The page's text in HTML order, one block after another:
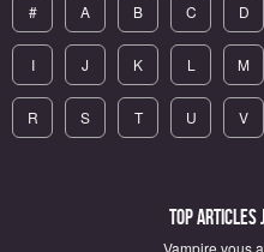
# A B C D
I J K L M
R S T U V
Top articles